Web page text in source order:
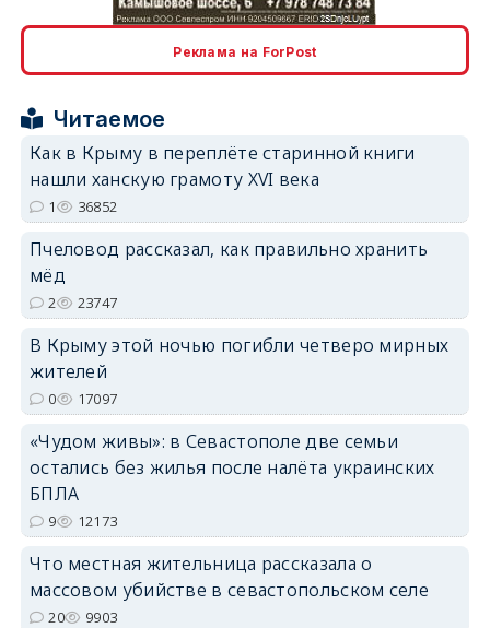
erid: 2SDnjcLUypt
erid: 2SDnjcrDNw6
erid: 2SDnjdPjgYS
erid: 2SDnjdvhGXG
Реклама на ForPost
Читаемое
Как в Крыму в переплёте старинной книги
нашли ханскую грамоту XVI века
1 36852
Пчеловод рассказал, как правильно хранить
мёд
2 23747
В Крыму этой ночью погибли четверо мирных
жителей
0 17097
«Чудом живы»: в Севастополе две семьи
остались без жилья после налёта украинских
БПЛА
9 12173
Что местная жительница рассказала о
массовом убийстве в севастопольском селе
20 9903